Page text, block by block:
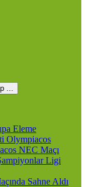
...
Eleme
Olympiacos
NEC Maçı
Ligi
Sahne Aldı